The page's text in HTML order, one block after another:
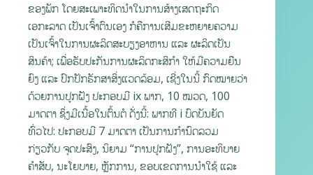
ຂອງພັກ ໂດຍສະເພາະທິດນໍາໃນການສ້າງເສດຖະກິດ
ເອກະລາດ ເປັນເຈົ້າຕົນເອງ ກໍຄືການເສີມຂະຫຍາຍຄວາມ
ເປັນເຈົ້າໃນການຜະລິດສະບຽງອາຫານ ແລະ ຜະລິດເປັນ
ສິນຄ້າ; ເພື່ອຮັບປະກັນການຜະລິດກະສິກໍາ ໃຫ້ມີຄວາມຍືນ
ຍົງ ແລະ ປົກປັກຮັກສາສິ່ງແວດລ້ອມ, ເຊີ່ງໃນນີ້ ກົດໝາຍວ່າ
ດ້ວຍການປູກຝັງ ປະກອບມີ ix ພາກ, 10 ໝວດ, 100
ມາດຕາ ຊຶ່ງມີເນື້ອໃນຕົ້ນຕໍ ດັ່ງນີ້: ພາກທີ i ບົດບັນຍັດ
ທົ່ວໄປ: ປະກອບມີ 7 ມາດຕາ ເປັນການກໍານົດລວມ
ກ່ຽວກັບ ຈຸດປະສົງ, ນິຍາມ “ການປູກຝັງ”, ການອະທິບາຍ
ຄຳສັບ, ນະໂຍບາຍ, ຫຼັກການ, ຂອບເຂດການນໍາໃຊ້ ແລະ